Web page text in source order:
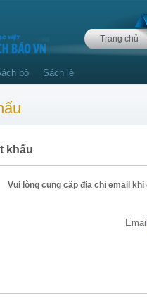
Trang chủ
bộ Sách lẻ
khẩu
Vui lòng cung cấp địa chỉ email
Email